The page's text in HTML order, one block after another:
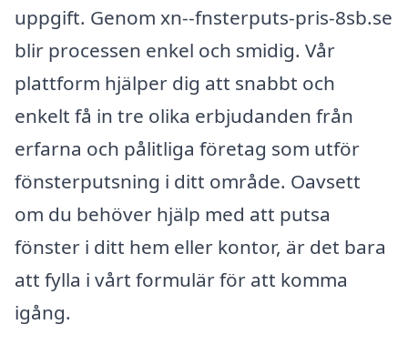
uppgift. Genom xn--fnsterputs-pris-8sb.se
blir processen enkel och smidig. Vår
plattform hjälper dig att snabbt och
enkelt få in tre olika erbjudanden från
erfarna och pålitliga företag som utför
fönsterputsning i ditt område. Oavsett
om du behöver hjälp med att putsa
fönster i ditt hem eller kontor, är det bara
att fylla i vårt formulär för att komma
igång.